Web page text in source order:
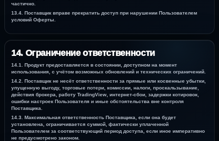
частично.
13.4. Поставщик вправе прекратить доступ при нарушении Пользователем
условий Оферты.
14. Ограничение ответственности
14.1. Продукт предоставляется в состоянии, доступном на момент
использования, с учётом возможных обновлений и технических ограничений.
14.2. Поставщик не несёт ответственности за прямые или косвенные убытки,
упущенную выгоду, торговые потери, комиссии, налоги, проскальзывание,
действия брокера, работу TradingView, интернет-сбои, задержки котировок,
ошибки настроек Пользователя и иные обстоятельства вне контроля
Поставщика.
14.3. Максимальная ответственность Поставщика, если она будет
установлена, ограничивается суммой, фактически уплаченной
Пользователем за соответствующий период доступа, если иное императивно
не предусмотрено законом.